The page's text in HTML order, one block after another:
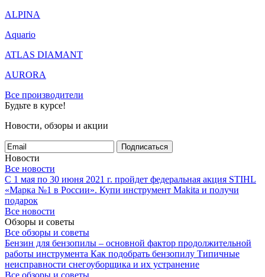
ALPINA
Aquario
ATLAS DIAMANT
AURORA
Все производители
Будьте в курсе!
Новости, обзоры и акции
Подписаться
Новости
Все новости
С 1 мая по 30 июня 2021 г. пройдет федеральная акция STIHL
«Марка №1 в России». Купи инструмент Makita и получи
подарок
Все новости
Обзоры и советы
Все обзоры и советы
Бензин для бензопилы – основной фактор продолжительной
работы инструмента Как подобрать бензопилу Типичные
неисправности снегоуборщика и их устранение
Все обзоры и советы